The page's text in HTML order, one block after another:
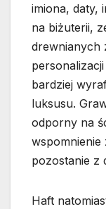
imiona, daty,
na biżuterii,
drewnianych
bardziej
luksusu.
odporny na
wspomnienie
pozostanie z
Haft